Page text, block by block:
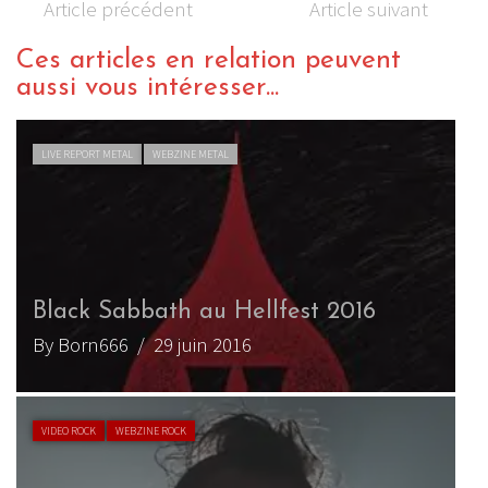
Article précédent Article suivant
Ces articles en relation peuvent
aussi vous intéresser...
LIVE REPORT METAL WEBZINE METAL
Black Sabbath au Hellfest 2016
By Born666 / 29 juin 2016
VIDEO ROCK WEBZINE ROCK